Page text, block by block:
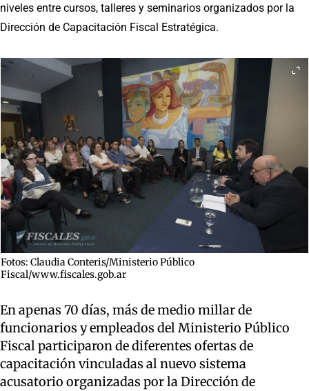
niveles entre cursos, talleres y seminarios organizados por la
Dirección de Capacitación Fiscal Estratégica.
Fotos: Claudia Conteris/Ministerio Público
Fiscal/www.fiscales.gob.ar
En apenas 70 días, más de medio millar de
funcionarios y empleados del Ministerio Público
Fiscal participaron de diferentes ofertas de
capacitación vinculadas al nuevo sistema
acusatorio organizadas por la Dirección de